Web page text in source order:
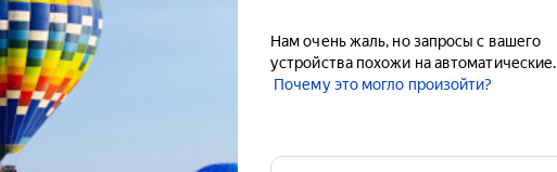
Нам очень жаль, но запросы с вашего
устройства похожи на автоматические.
Почему это могло произойти?